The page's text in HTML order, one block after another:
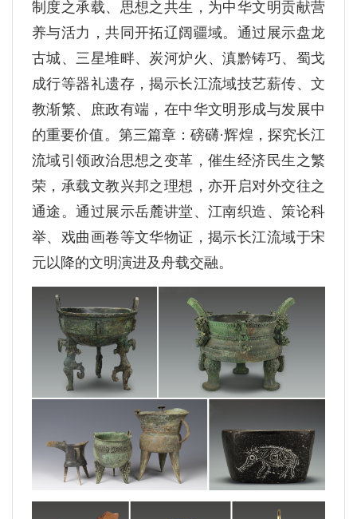
制度之承载、思想之共生，为中华文明贡献营
养与活力，共同开拓辽阔疆域。通过展示盘龙
古城、三星堆畔、炭河炉火、滇黔铸巧、蜀戈
成行等器礼遗存，揭示长江流域技艺薪传、文
教渐繁、庶政有端，在中华文明形成与发展中
的重要价值。第三篇章：磅礴·辉煌，探究长江
流域引领政治思想之变革，催生经济民生之繁
荣，承载文教兴邦之理想，亦开启对外交往之
通途。通过展示岳麓讲堂、江南织造、策论科
举、戏曲画卷等文华物证，揭示长江流域于宋
元以降的文明演进及舟载交融。